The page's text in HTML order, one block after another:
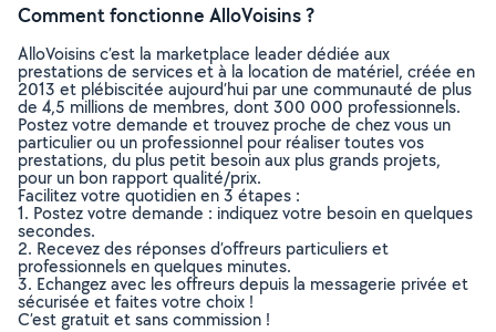
Comment fonctionne AlloVoisins ?
AlloVoisins c’est la marketplace leader dédiée aux
prestations de services et à la location de matériel, créée en
2013 et plébiscitée aujourd’hui par une communauté de plus
de 4,5 millions de membres, dont 300 000 professionnels.
Postez votre demande et trouvez proche de chez vous un
particulier ou un professionnel pour réaliser toutes vos
prestations, du plus petit besoin aux plus grands projets,
pour un bon rapport qualité/prix.
Facilitez votre quotidien en 3 étapes :
1. Postez votre demande : indiquez votre besoin en quelques
secondes.
2. Recevez des réponses d’offreurs particuliers et
professionnels en quelques minutes.
3. Echangez avec les offreurs depuis la messagerie privée et
sécurisée et faites votre choix !
C’est gratuit et sans commission !